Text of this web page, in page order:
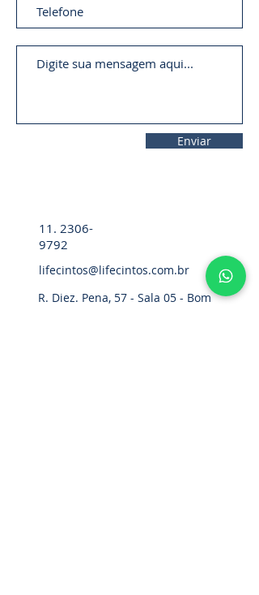
Enviar
11. 2306-
9792
lifecintos@lifecintos.com.br
R. Diez. Pena, 57 - Sala 05 - Bom